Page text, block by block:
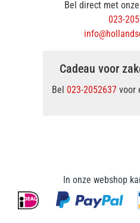
Bel direct met
023-
Cadeau voor
Bel 023-2052637 voor
In onze webshop